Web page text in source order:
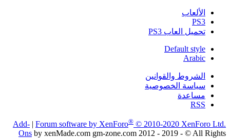
الألعاب
PS3
تحميل العاب PS3
Default style
Arabic
الشروط والقوانين
سياسة الخصوصية
مساعدة
RSS
Forum software by XenForo® © 2010-2020 XenForo Ltd.
|
Add-
Ons by xenMade.com gm-zone.com 2012 - 2019 - © All Rights